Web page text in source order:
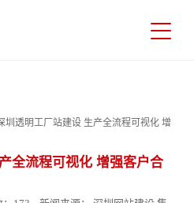
圳透明工厂站建设 生产全流程可视化 增
全流程可视化 增强客户合